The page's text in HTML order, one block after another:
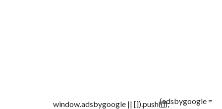
(adsbygoogle =
window.adsbygoogle || []).push({});